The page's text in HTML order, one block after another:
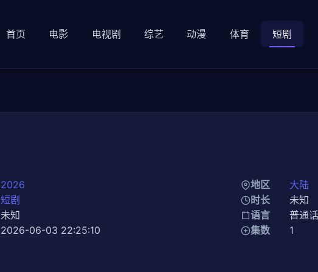
首页 电影 电视剧 综艺 动漫 体育 短剧
2026 地区
大陆
短剧 时长
未知
未知 语言
普通话
2026-06-03 22:25:10 集数 1